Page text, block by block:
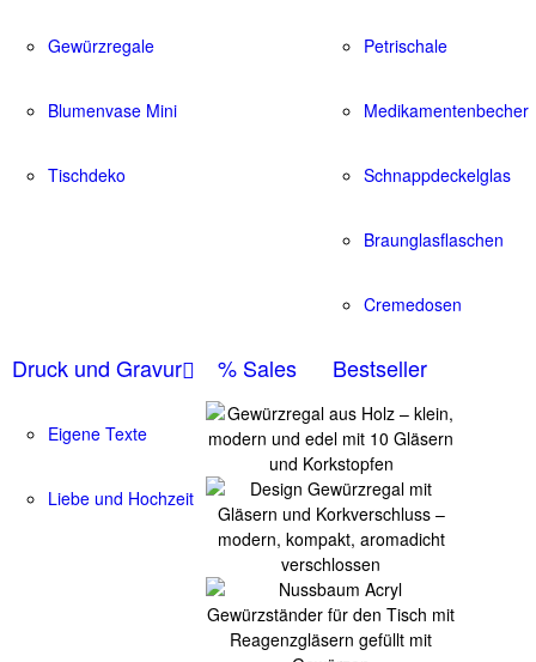
Gewürzregale
Blumenvase Mini
Tischdeko
Petrischale
Medikamentenbecher
Schnappdeckelglas
Braunglasflaschen
Cremedosen
Druck und Gravur
Eigene Texte
Liebe und Hochzeit
% Sales Bestseller